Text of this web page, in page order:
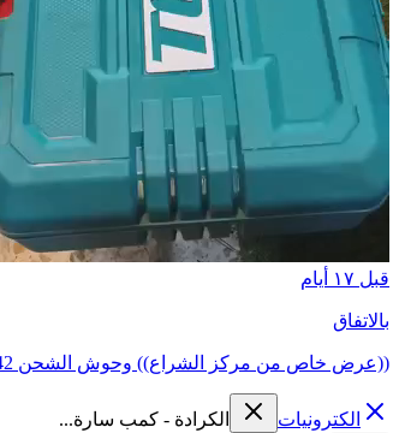
قبل ١٧ أيام
بالاتفاق
((عرض خاص من مركز الشراع)) وحوش الشحن 42 فولت "كوسرة" و"دريل" مركز الش...
الكترونيات الكرادة - كمب سارة...